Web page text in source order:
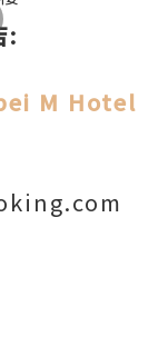
:
M Hotel